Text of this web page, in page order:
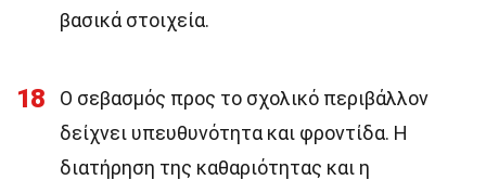
βασικά στοιχεία.
18
Ο σεβασμός προς το σχολικό περιβάλλον
δείχνει υπευθυνότητα και φροντίδα. Η
διατήρηση της καθαριότητας και η